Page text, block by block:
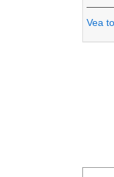
Vea